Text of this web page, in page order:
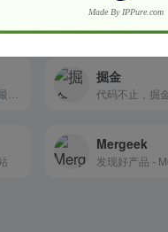
掘金
代码不止，掘
Mergeek